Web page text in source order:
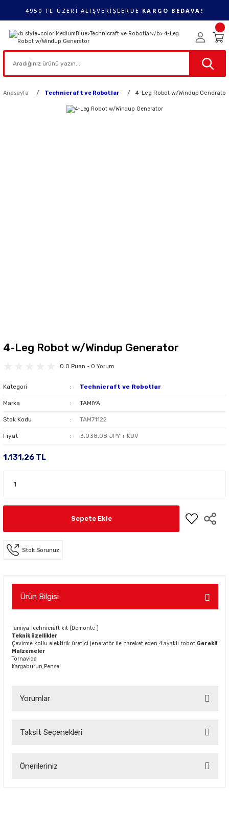
4950 TL ÜZERİ ALIŞVERİŞLERDE KARGO BEDAVA!
Anasayfa Technicraft ve Robotlar 4-Leg Robot w/Windup Generator
4-Leg Robot w/Windup Generator
0.0 Puan - 0 Yorum
Kategori Technicraft ve Robotlar
Marka TAMIYA
Stok Kodu TAM71122
Fiyat 3.038,08 JPY + KDV
1.131,26 TL
Sepete Ekle
Stok Sorunuz
Ürün Bilgisi
Tamiya Technicraft kit (Demonte )
Teknik özellikler
Çevirme kollu elektirik üretici jeneratör ile hareket eden 4 ayaklı robot Gerekli
Malzemeler
Tornavida
Kargaburun,Pense
Yorumlar
Taksit Seçenekleri
Önerileriniz